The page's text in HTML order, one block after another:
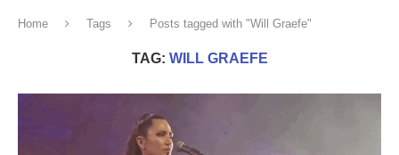
Home Tags Posts tagged with "Will Graefe"
TAG: WILL GRAEFE